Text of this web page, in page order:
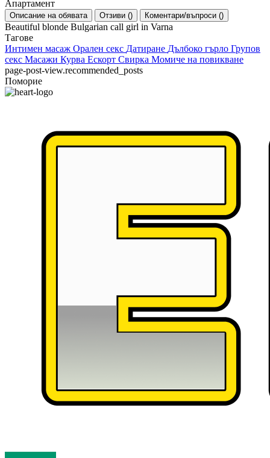
Апартамент
Описание на обявата Отзиви () Коментари/въпроси ()
Beautiful blonde Bulgarian call girl in Varna
Тагове
Интимен масаж Орален секс Датиране Дълбоко гърло Групов
секс Масажи Курва Ескорт Свирка Момиче на повикване
page-post-view.recommended_posts
Поморие